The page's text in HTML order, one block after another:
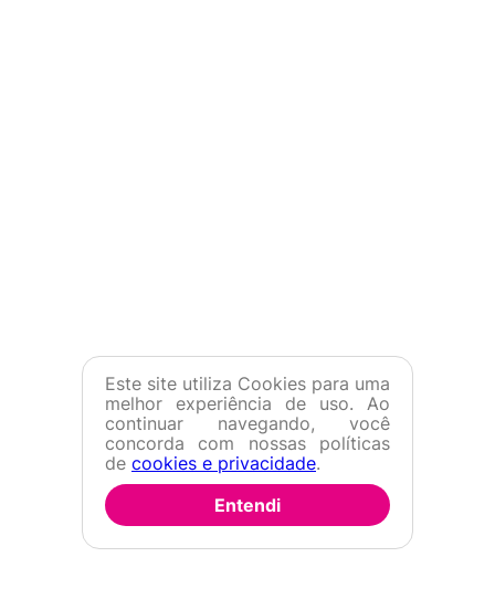
Este site utiliza Cookies para uma
melhor experiência de uso. Ao
continuar navegando, você
concorda com nossas políticas
de cookies e privacidade.
Entendi